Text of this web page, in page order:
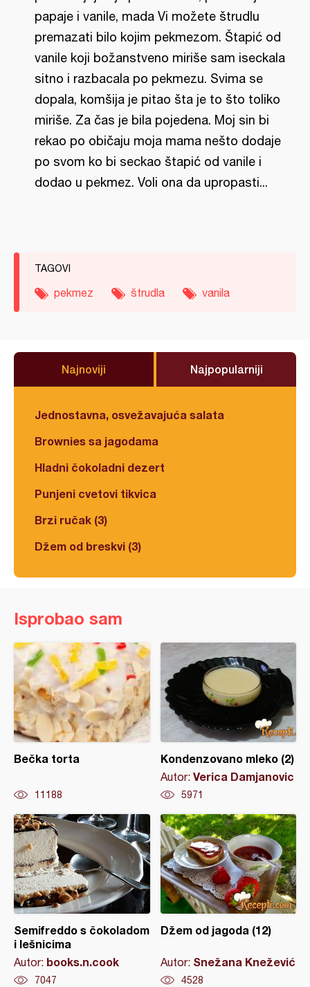
papaje i vanile, mada Vi možete štrudlu
premazati bilo kojim pekmezom. Štapić od
vanile koji božanstveno miriše sam iseckala
sitno i razbacala po pekmezu. Svima se
dopala, komšija je pitao šta je to što toliko
miriše. Za čas je bila pojedena. Moj sin bi
rekao po običaju moja mama nešto dodaje
po svom ko bi seckao štapić od vanile i
dodao u pekmez. Voli ona da upropasti...
TAGOVI
pekmez štrudla vanila
Najnoviji Najpopularniji
Jednostavna, osvežavajuća salata
Brownies sa jagodama
Hladni čokoladni dezert
Punjeni cvetovi tikvica
Brzi ručak (3)
Džem od breskvi (3)
Isprobao sam
Bečka torta
11188
Kondenzovano mleko (2)
Autor: Verica Damjanovic
5971
Semifreddo s čokoladom
i lešnicima
Autor: books.n.cook
7047
Džem od jagoda (12)
Autor: Snežana Knežević
4528